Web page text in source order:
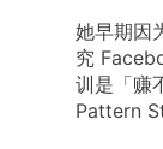
她早期因
究
训是「赚
Pattern